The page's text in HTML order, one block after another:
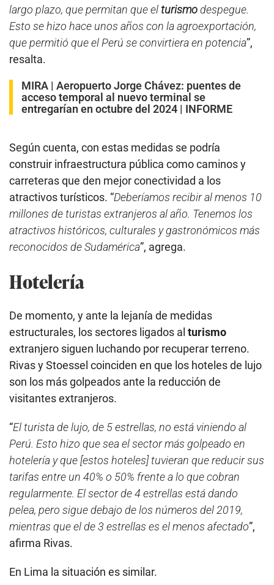
largo plazo, que permitan que elturismodespegue.
Esto se hizo hace unos años con la agroexportación,
que permitió que el Perú se convirtiera en potencia”,
resalta.
MIRA | Aeropuerto Jorge Chávez: puentes de
acceso temporal al nuevo terminal se
entregarían en octubre del 2024 | INFORME
Según cuenta, con estas medidas se podría
construir infraestructura pública como caminos y
carreteras que den mejor conectividad a los
atractivos turísticos. “Deberíamos recibir al menos 10
millones de turistas extranjeros al año. Tenemos los
atractivos históricos, culturales y gastronómicos más
reconocidos de Sudamérica”, agrega.
Hotelería
De momento, y ante la lejanía de medidas
estructurales, los sectores ligados al turismo
extranjero siguen luchando por recuperar terreno.
Rivas y Stoessel coinciden en que los hoteles de lujo
son los más golpeados ante la reducción de
visitantes extranjeros.
“El turista de lujo, de 5 estrellas, no está viniendo al
Perú. Esto hizo que sea el sector más golpeado en
hotelería y que [estos hoteles] tuvieran que reducir sus
tarifas entre un 40% o 50% frente a lo que cobran
regularmente. El sector de 4 estrellas está dando
pelea, pero sigue debajo de los números del 2019,
mientras que el de 3 estrellas es el menos afectado”,
afirma Rivas.
En Lima la situación es similar.